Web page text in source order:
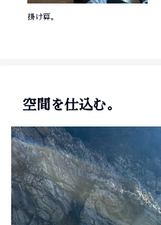
掛け算。
空間を仕込む。